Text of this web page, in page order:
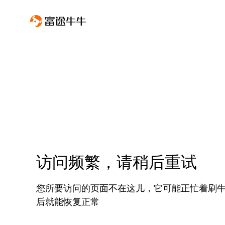
访问频繁，请稍后重试
您所要访问的页面不在这儿，它可能正忙着刷
后就能恢复正常